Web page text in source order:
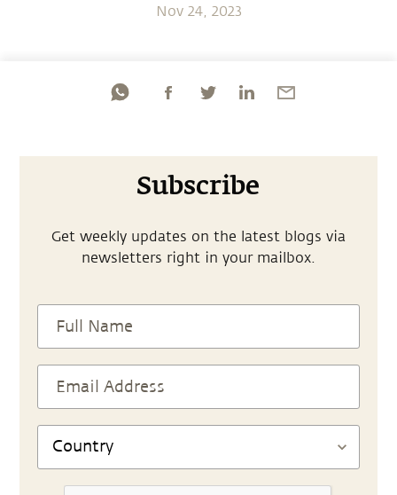
Nov 24, 2023
Subscribe
Get weekly updates on the latest blogs via
newsletters right in your mailbox.